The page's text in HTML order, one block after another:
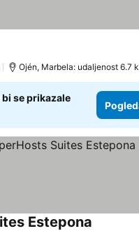
Ojén, Marbela: udaljenost 6.7
se prikazale
Estepona